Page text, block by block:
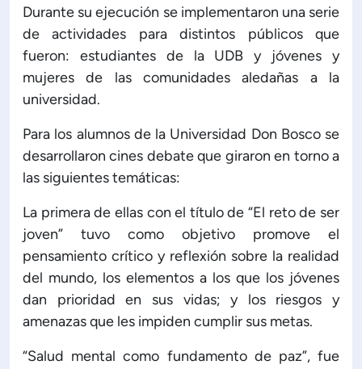
e Internacionalización
Calidad Académica
Acreditaciones
Boletín de noticias
Línea de tiempo
Durante su ejecución se implementaron una serie
de actividades para distintos públicos que
fueron: estudiantes de la UDB y jóvenes y
mujeres de las comunidades aledañas a la
universidad.
Para los alumnos de la Universidad Don Bosco se
desarrollaron cines debate que giraron en torno a
las siguientes temáticas:
La primera de ellas con el título de “El reto de ser
joven” tuvo como objetivo promove el
pensamiento crítico y reflexión sobre la realidad
del mundo, los elementos a los que los jóvenes
dan prioridad en sus vidas; y los riesgos y
amenazas que les impiden cumplir sus metas.
“Salud mental como fundamento de paz”, fue